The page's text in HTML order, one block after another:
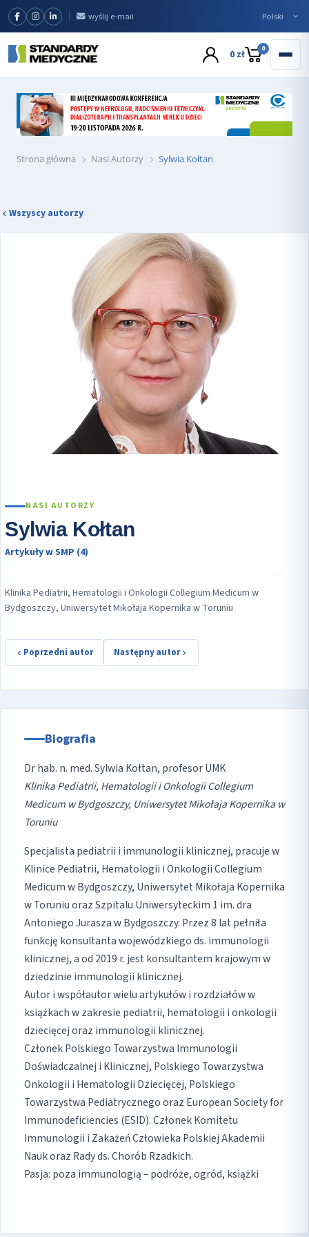
wyślij e-mail
0 zł 0
Strona główna Nasi Autorzy Sylwia Kołtan
Wszyscy autorzy
NASI AUTORZY
Sylwia Kołtan
Artykuły w SMP (4)
Klinika Pediatrii, Hematologii i Onkologii Collegium Medicum w
Bydgoszczy, Uniwersytet Mikołaja Kopernika w Toruniu
Poprzedni autor Następny autor
Biografia
Dr hab. n. med. Sylwia Kołtan, profesor UMK
Klinika Pediatrii, Hematologii i Onkologii Collegium
Medicum w Bydgoszczy, Uniwersytet Mikołaja Kopernika w
Toruniu
Specjalista pediatrii i immunologii klinicznej, pracuje w
Klinice Pediatrii, Hematologii i Onkologii Collegium
Medicum w Bydgoszczy, Uniwersytet Mikołaja Kopernika
w Toruniu oraz Szpitalu Uniwersyteckim 1 im. dra
Antoniego Jurasza w Bydgoszczy. Przez 8 lat pełniła
funkcję konsultanta wojewódzkiego ds. immunologii
klinicznej, a od 2019 r. jest konsultantem krajowym w
dziedzinie immunologii klinicznej.
Autor i współautor wielu artykułów i rozdziałów w
książkach w zakresie pediatrii, hematologii i onkologii
dziecięcej oraz immunologii klinicznej.
Członek Polskiego Towarzystwa Immunologii
Doświadczalnej i Klinicznej, Polskiego Towarzystwa
Onkologii i Hematologii Dziecięcej, Polskiego
Towarzystwa Pediatrycznego oraz European Society for
Immunodeficiencies (ESID). Członek Komitetu
Immunologii i Zakażeń Człowieka Polskiej Akademii
Nauk oraz Rady ds. Chorób Rzadkich.
Pasja: poza immunologią – podróże, ogród, książki